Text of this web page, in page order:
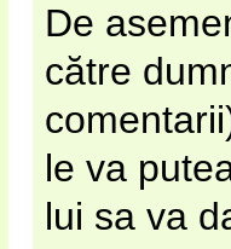
De
către
le va
lui sa va